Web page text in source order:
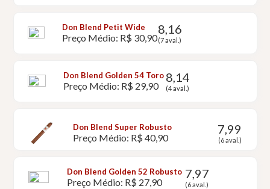
Don Blend Petit Wide
Preço Médio: R$ 30,90
8,16
(7 aval.)
Don Blend Golden 54 Toro
Preço Médio: R$ 29,90
8,14
(4 aval.)
Don Blend Super Robusto
Preço Médio: R$ 40,90
7,99
(6 aval.)
Don Blend Golden 52 Robusto
Preço Médio: R$ 27,90
7,97
(6 aval.)